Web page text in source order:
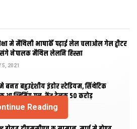
मे मैथि‍ली भाषाकेँ पढ़ाई लेल चलाओल गेल ट्वीटर
संगे नेपालक मैथिल लेलनि हिस्सा
5, 2021
बनत बहुउद्देशीय इंडोर स्‍टेडि‍यम, सिंथेटिक
आ स्विमिंग पुल, केंद्र देलक 50 करोड़
26, 2020 Reading